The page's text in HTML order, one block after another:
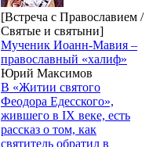
[Встреча с Православием /
Святые и святыни]
Мученик Иоанн-Мавия –
православный «халиф»
Юрий Максимов
В «Житии святого
Феодора Едесского»,
жившего в IX веке, есть
рассказ о том, как
святитель обратил в